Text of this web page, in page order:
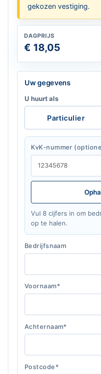
gekozen vestiging.
DAGPRIJS
€ 18,05
Uw gegevens
U huurt als
Particulier
KvK-nummer
Vul 8 cijfers in om
op te halen.
Bedrijfsnaam
Voornaam*
Achternaam*
Postcode*